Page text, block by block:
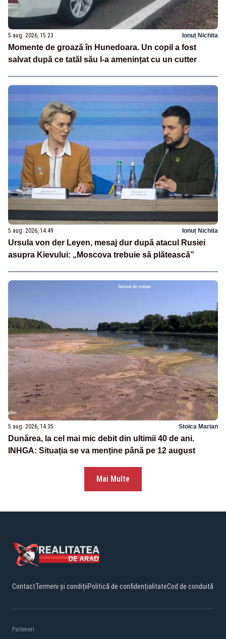
5 aug. 2026, 15:23 Ionuț Nichita
Momente de groază în Hunedoara. Un copil a fost
salvat după ce tatăl său l-a amenințat cu un cutter
5 aug. 2026, 14:49 Ionuț Nichita
Ursula von der Leyen, mesaj dur după atacul Rusiei
asupra Kievului: „Moscova trebuie să plătească”
5 aug. 2026, 14:35 Stoica Marian
Dunărea, la cel mai mic debit din ultimii 40 de ani.
INHGA: Situația se va menține până pe 12 august
Mai Multe
ContactTermeni și condițiiPolitică de confidențialitateCod de conduită
Parteneri: